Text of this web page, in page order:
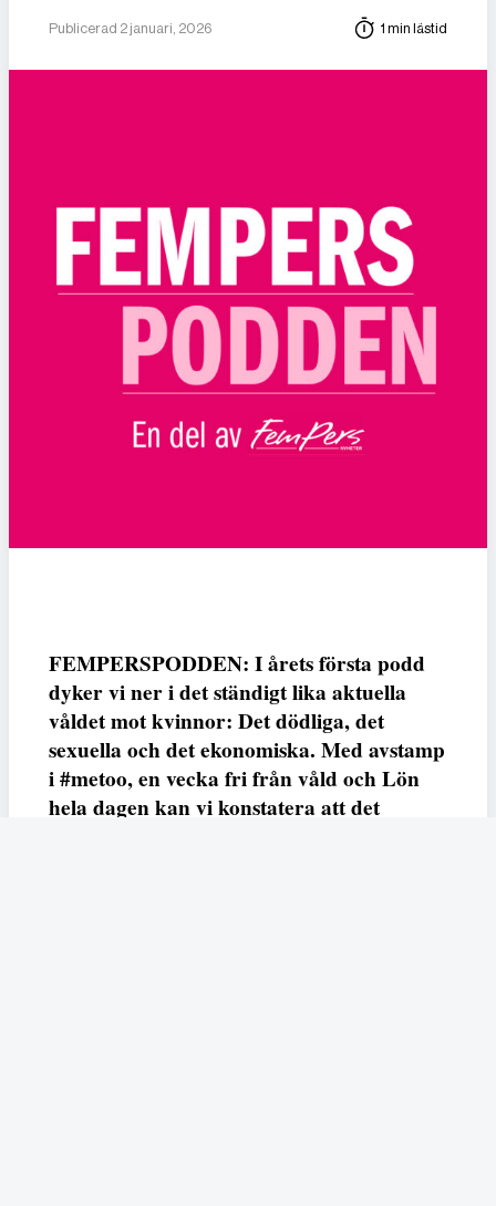
Publicerad 2 januari, 2026 1 min lästid
FEMPERSPODDEN: I årets första podd
dyker vi ner i det ständigt lika aktuella
våldet mot kvinnor: Det dödliga, det
sexuella och det ekonomiska. Med avstamp
i #metoo, en vecka fri från våld och Lön
hela dagen kan vi konstatera att det